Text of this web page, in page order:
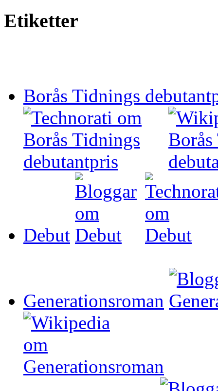
Etiketter
Borås Tidnings
Debut
Generationsroman